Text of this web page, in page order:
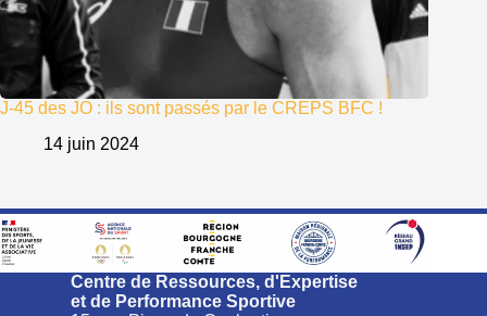
J-45 des JO : ils sont passés par le CREPS BFC !
14 juin 2024
Centre de Ressources, d'Expertise
et de Performance Sportive